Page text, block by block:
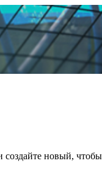
создайте новый,